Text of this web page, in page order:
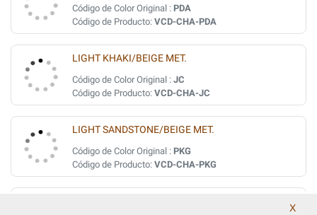
Código de Color Original : PDA
Código de Producto: VCD-CHA-PDA
LIGHT KHAKI/BEIGE MET.
Código de Color Original : JC
Código de Producto: VCD-CHA-JC
LIGHT SANDSTONE/BEIGE MET.
Código de Color Original : PKG
Código de Producto: VCD-CHA-PKG
X